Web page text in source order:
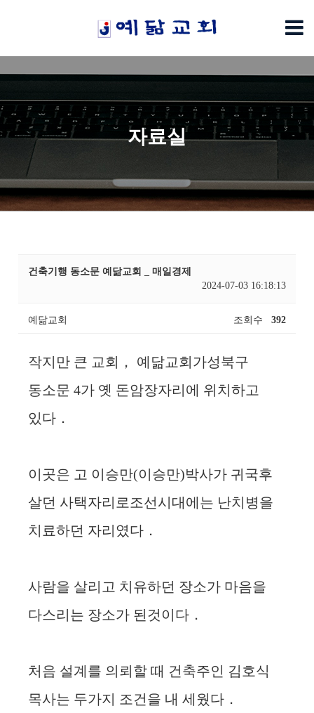
자료실
건축기행 동소문 예닮교회 _ 매일경제
2024-07-03 16:18:13
예닮교회 조회수 392
작지만 큰 교회， 예닮교회가성북구
동소문 4가 옛 돈암장자리에 위치하고
있다．
이곳은 고 이승만(이승만)박사가 귀국후
살던 사택자리로조선시대에는 난치병을
치료하던 자리였다．
사람을 살리고 치유하던 장소가 마음을
다스리는 장소가 된것이다．
처음 설계를 의뢰할 때 건축주인 김호식
목사는 두가지 조건을 내 세웠다．